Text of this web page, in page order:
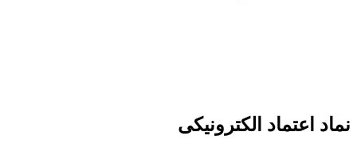
نماد اعتماد الکترونیکی